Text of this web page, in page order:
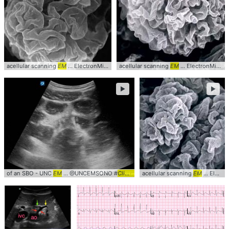
acellular scanning EM ... ElectronMicroscopy #SEM # clinical
acellular scanning EM ... ElectronMicroscopy #SEM #
of an SBO - UNC EM ... @UNCEMSONO #Clinical
►
acellular scanning EM ... ElectronMicroscopy #SEM #
►